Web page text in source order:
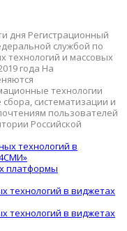
дня Регистрационный
службой по
технологий и массовых
года На
технологии
систематизации и
пользователей
Российской
технологий в
платформы
технологий в виджетах
технологий в виджетах